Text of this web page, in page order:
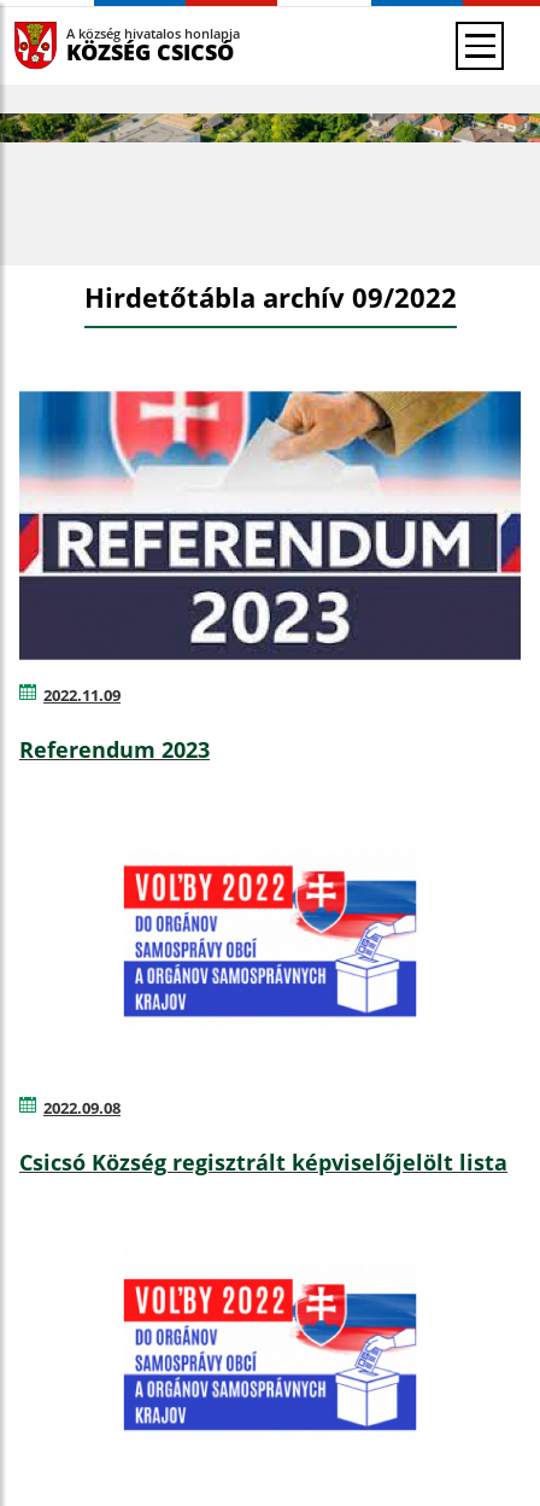
A község hivatalos honlapja
KÖZSÉG CSICSÓ
Hirdetőtábla archív 09/2022
2022.11.09
Referendum 2023
2022.09.08
Csicsó Község regisztrált képviselőjelölt lista